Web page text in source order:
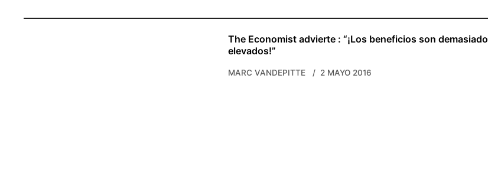
The Economist advierte : “¡Los beneficios son demasiado
elevados!”
MARC VANDEPITTE 2 MAYO 2016